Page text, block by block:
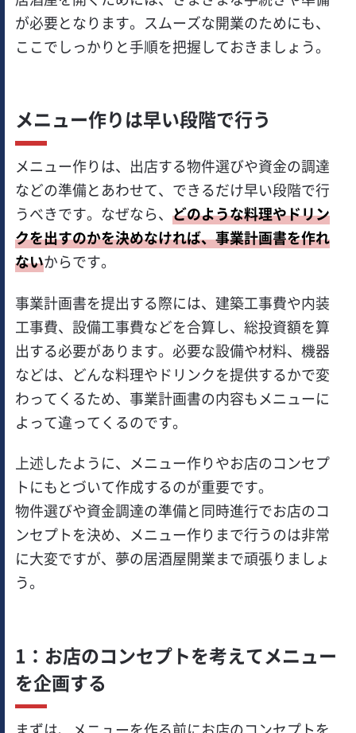
が必要となります。スムーズな開業のためにも、
ここでしっかりと手順を把握しておきましょう。
メニュー作りは早い段階で行う
メニュー作りは、出店する物件選びや資金の調達
などの準備とあわせて、できるだけ早い段階で行
うべきです。なぜなら、どのような料理やドリン
クを出すのかを決めなければ、事業計画書を作れ
ないからです。
事業計画書を提出する際には、建築工事費や内装
工事費、設備工事費などを合算し、総投資額を算
出する必要があります。必要な設備や材料、機器
などは、どんな料理やドリンクを提供するかで変
わってくるため、事業計画書の内容もメニューに
よって違ってくるのです。
上述したように、メニュー作りやお店のコンセプ
トにもとづいて作成するのが重要です。
物件選びや資金調達の準備と同時進行でお店のコ
ンセプトを決め、メニュー作りまで行うのは非常
に大変ですが、夢の居酒屋開業まで頑張りましょ
う。
1：お店のコンセプトを考えてメニュー
を企画する